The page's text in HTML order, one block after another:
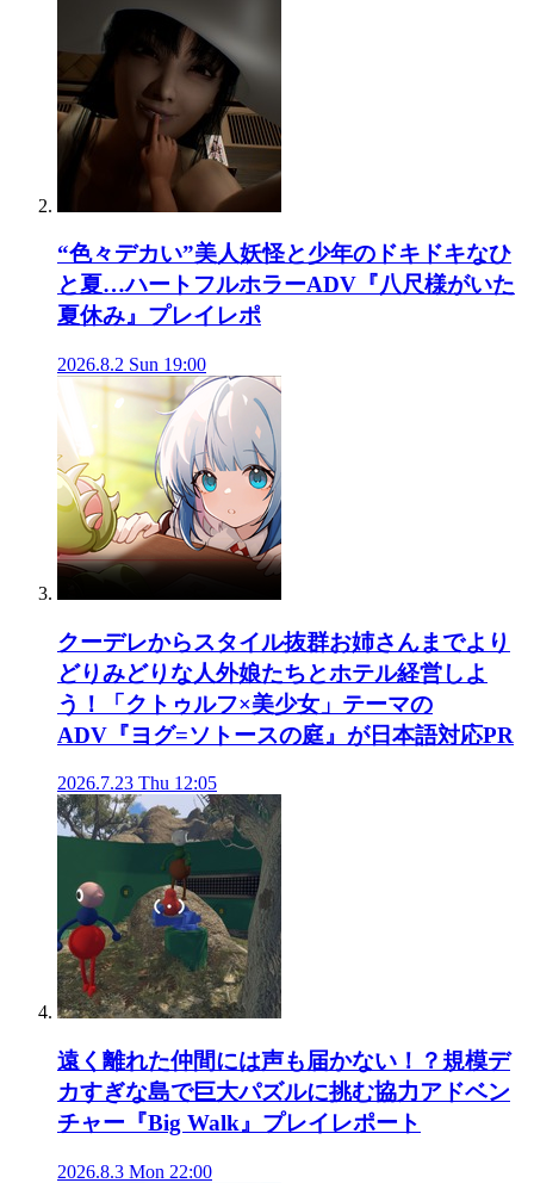
“色々デカい”美人妖怪と少年のドキドキなひ
と夏…ハートフルホラーADV『八尺様がいた
夏休み』プレイレポ
2026.8.2 Sun 19:00
クーデレからスタイル抜群お姉さんまでより
どりみどりな人外娘たちとホテル経営しよ
う！「クトゥルフ×美少女」テーマの
ADV『ヨグ=ソトースの庭』が日本語対応PR
2026.7.23 Thu 12:05
遠く離れた仲間には声も届かない！？規模デ
カすぎな島で巨大パズルに挑む協力アドベン
チャー『Big Walk』プレイレポート
2026.8.3 Mon 22:00